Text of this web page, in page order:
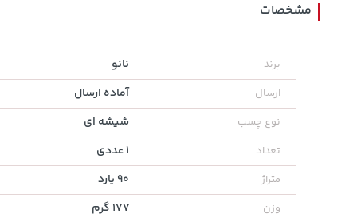
4,740,000
مشخصات
برند نانو
ارسال آماده ارسال
نوع چسب شیشه ای
تعداد 1 عددی
متراژ 90 یارد
وزن 177 گرم